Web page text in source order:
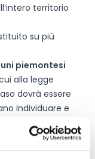
territorio
su più
piemontesi
alla legge
dovrà essere
individuare e
candidatura le
o associata